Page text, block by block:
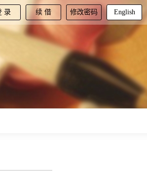
English
修改密码
续 借
录